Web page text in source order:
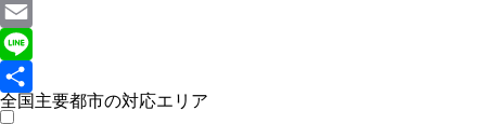
Twitter
Email
Line
共
全国主要都市の対応エリア